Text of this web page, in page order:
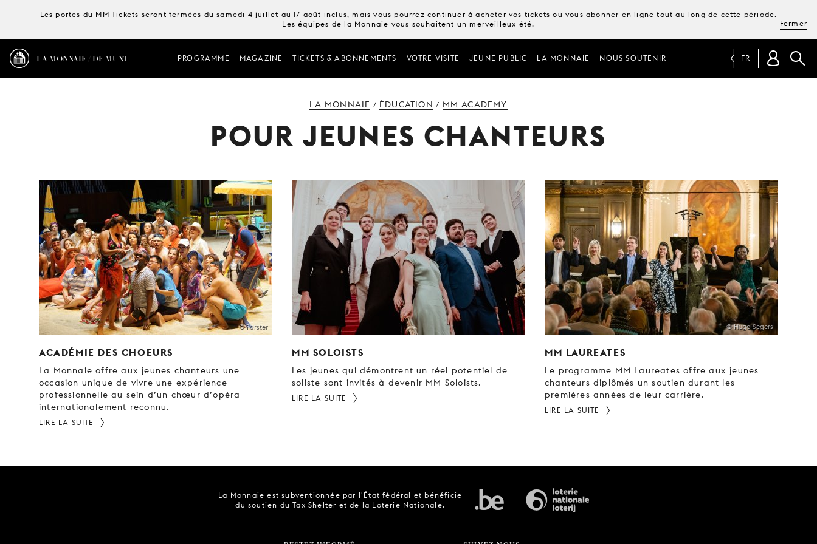
Les portes du MM Tickets seront fermées du samedi 4 juillet au 17 août inclus, mais vous pourrez continuer à acheter vos tickets ou vous abonner en ligne tout au long de cette période.
Les équipes de la Monnaie vous souhaitent un merveilleux été.
Fermer
LA MONNAIE / DE MUNT PROGRAMME MAGAZINE TICKETS & ABONNEMENTS VOTRE VISITE JEUNE PUBLIC LA MONNAIE NOUS SOUTENIR FR
LA MONNAIE / ÉDUCATION / MM ACADEMY
POUR JEUNES CHANTEURS
© Forster
ACADÉMIE DES CHOEURS
La Monnaie offre aux jeunes chanteurs une
occasion unique de vivre une expérience
professionnelle au sein d’un chœur d’opéra
internationalement reconnu.
LIRE LA SUITE
MM SOLOISTS
Les jeunes qui démontrent un réel potentiel de
soliste sont invités à devenir MM Soloists.
LIRE LA SUITE
© Hugo Segers
MM LAUREATES
Le programme MM Laureates offre aux jeunes
chanteurs diplômés un soutien durant les
premières années de leur carrière.
LIRE LA SUITE
La Monnaie est subventionnée par l'État fédéral et bénéficie
du soutien du Tax Shelter et de la Loterie Nationale.